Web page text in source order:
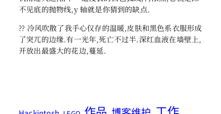
不见底的抛物线,y 轴就是你猜到的缺点.
?? 冷风吹散了我手心仅存的温暖,皮肤和黑色系衣服形成
了突兀的边缘.有一光年,死亡不过半.深红血液在墙壁上,
开放出最盛大的花边,蔓延.